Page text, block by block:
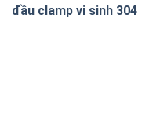
đầu clamp vi sinh 304